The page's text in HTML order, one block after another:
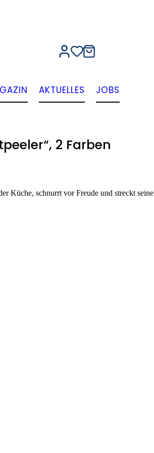
AKTUELLES JOBS
2 Farben
Küche, schnurrt vor Freude und streckt seine